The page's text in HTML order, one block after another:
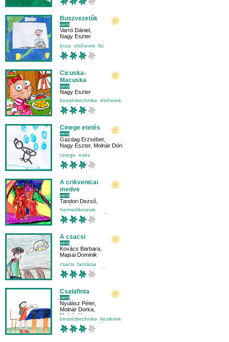
Buszvezetők
vers
Varró Dániel
Nagy Eszter
busz elsősnek fiú
hangulat
Cicuska-
Macuska
vers
Nagy Eszter
beszédtechnika
elsősnek
kitalált figura
mese-vers
Cinege etetés
vers
Gazdag Erzsébet
Nagy Eszter, Molnár Dóri
cinege
evés
környezetismeret
madárvédelem
A crikvenicai
medve
vers
Tandori Dezső
Pető Martina
harmadikosnak
környezetismeret
állat
A csacsi
vers
Kovács Barbara
Majsai Dominik
csacsi fantázia
fogalmazás
vágyálom
Csalafinta
vers
Nyulász Péter,
Molnár Dorka
Molnár Hanna
beszédtechnika
kicsiknek
mese-vers
mondóka